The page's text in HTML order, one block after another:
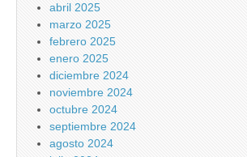
abril 2025
marzo 2025
febrero 2025
enero 2025
diciembre 2024
noviembre 2024
octubre 2024
septiembre 2024
agosto 2024